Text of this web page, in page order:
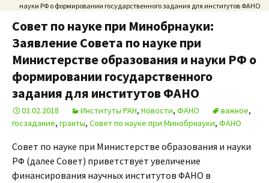
науки РФ о формировании государственного задания для институтов ФАНО
Совет по науке при Минобрнауки:
Заявление Совета по науке при
Министерстве образования и науки РФ о
формировании государственного
задания для институтов ФАНО
03.02.2018 Институты РАН, Новости, ФАНО важное,
госзадание, гранты, Совет по науке при Минобрнауки, ФАНО
Совет по науке при Министерстве образования и науки
РФ (далее Совет) приветствует увеличение
финансирования научных институтов ФАНО в